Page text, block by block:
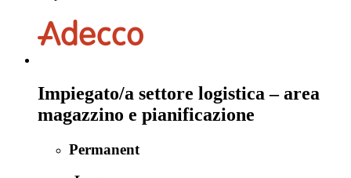
Impiegato/a settore logistica – area
magazzino e pianificazione
Permanent